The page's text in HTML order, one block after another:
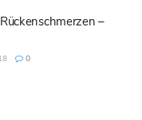
–
0